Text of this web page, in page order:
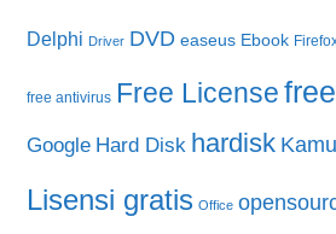
Delphi Driver DVD easeus Ebook
free antivirus Free License
Google Hard Disk hardisk
Lisensi gratis Office